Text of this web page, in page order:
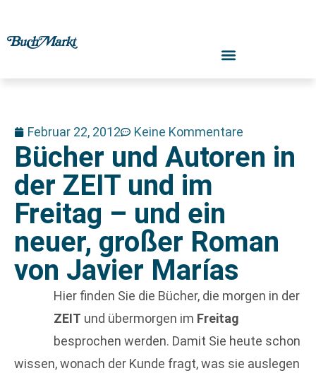
Februar 22, 2012 Keine Kommentare
Bücher und Autoren in
der ZEIT und im
Freitag – und ein
neuer, großer Roman
von Javier Marías
Hier finden Sie die Bücher, die morgen in der
ZEIT und übermorgen im Freitag
besprochen werden. Damit Sie heute schon
wissen, wonach der Kunde fragt, was sie auslegen